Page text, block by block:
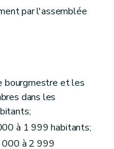
à statut particulier
par l'assemblée
bourgmestre et les
dans les
à 1 999 habitants;
000 à 2 999